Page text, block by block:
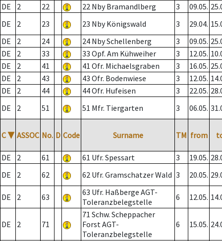
DE
2 22 22 Nby Bramandlberg 3 09.05.
DE
2 23 23 Nby Königswald 3 29.04.
DE
2 24 24 Nby Schellenberg 3 09.05.
DE
2 33 33 Opf. Am Kühweiher 3 12.05.
DE
2 41 41 Ofr. Michaelsgraben 3 16.05.
DE
2 43 43 Ofr. Bodenwiese 3 12.05.
DE
2 44 44 Ofr. Hufeisen 3 22.05.
DE
2 51 51 Mfr. Tiergarten 3 06.05.
C ▼ ASSOC No. D Code Surname TM from
DE 2 61 61 Ufr. Spessart 3 19.05.
DE
2 62 62 Ufr. Gramschatzer Wald 3 20.05.
DE 2 63
63 Ufr. Haßberge AGT-
Toleranzbelegstelle
6 12.05.
DE 2 71
71 Schw. Scheppacher
Forst AGT-
Toleranzbelegstelle
6 15.05.